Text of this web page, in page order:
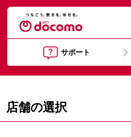
サポート
店舗の選択